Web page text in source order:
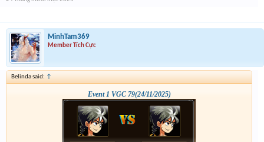
MinhTam369
Member Tích Cực
Belinda said: ↑
Event 1 VGC 79(24/11/2025)